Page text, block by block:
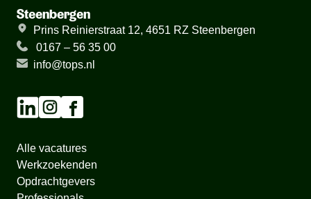
Steenbergen
Prins Reinierstraat 12, 4651 RZ Steenbergen
0167 – 56 35 00
info@tops.nl
Alle vacatures
Werkzoekenden
Opdrachtgevers